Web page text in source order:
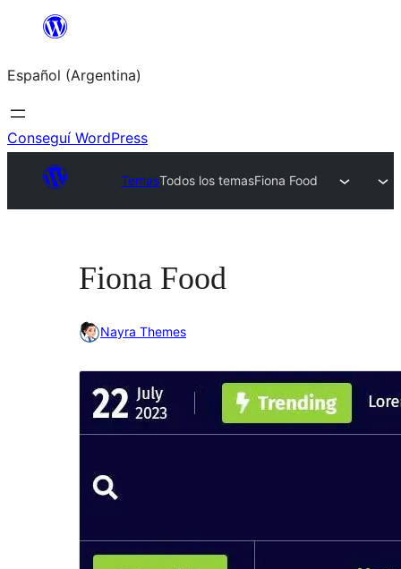
Saltar
contenido
Español (Argentina)
Conseguí WordPress
TemasTodos los temasFiona Food
Fiona Food
Nayra Themes